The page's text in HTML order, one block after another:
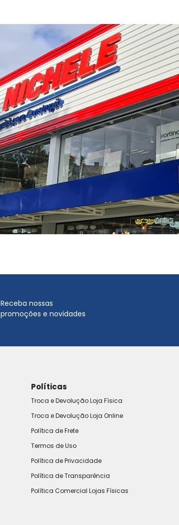
Receba nossas
promoções e novidades
Políticas
Troca e Devolução Loja Física
Troca e Devolução Loja Online
Política de Frete
Termos de Uso
Política de Privacidade
Política de Transparência
Política Comercial Lojas Físicas